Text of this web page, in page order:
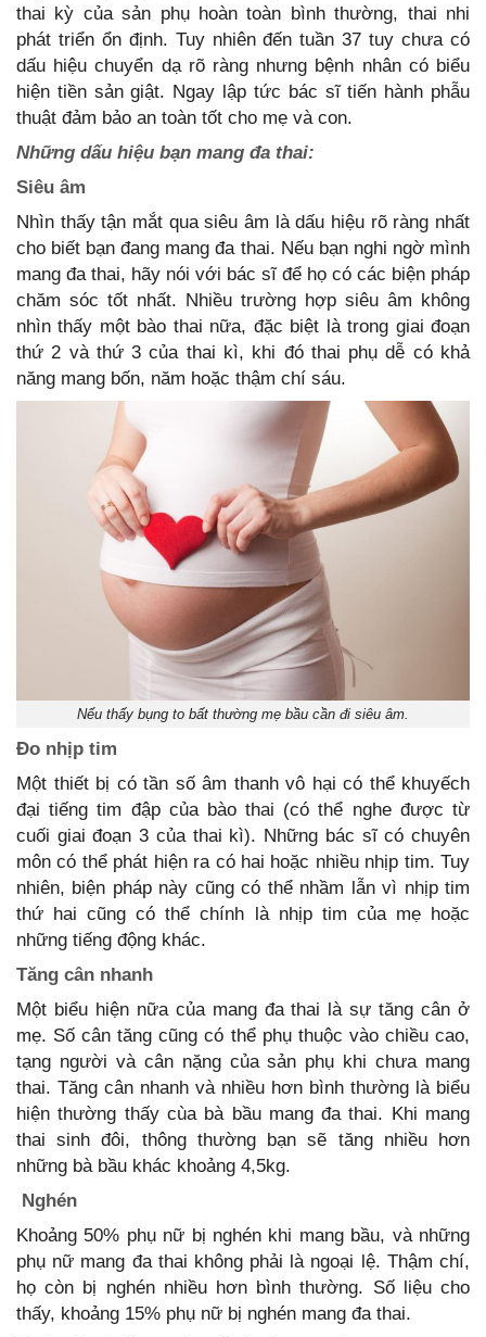
thai kỳ của sản phụ hoàn toàn bình thường, thai nhi
phát triển ổn định. Tuy nhiên đến tuần 37 tuy chưa có
dấu hiệu chuyển dạ rõ ràng nhưng bệnh nhân có biểu
hiện tiền sản giật. Ngay lập tức bác sĩ tiến hành phẫu
thuật đảm bảo an toàn tốt cho mẹ và con.
Những dấu hiệu bạn mang đa thai:
Siêu âm
Nhìn thấy tận mắt qua siêu âm là dấu hiệu rõ ràng nhất
cho biết bạn đang mang đa thai. Nếu bạn nghi ngờ mình
mang đa thai, hãy nói với bác sĩ để họ có các biện pháp
chăm sóc tốt nhất. Nhiều trường hợp siêu âm không
nhìn thấy một bào thai nữa, đặc biệt là trong giai đoạn
thứ 2 và thứ 3 của thai kì, khi đó thai phụ dễ có khả
năng mang bốn, năm hoặc thậm chí sáu.
Nếu thấy bụng to bất thường mẹ bầu cần đi siêu âm.
Đo nhịp tim
Một thiết bị có tần số âm thanh vô hại có thể khuyếch
đại tiếng tim đập của bào thai (có thể nghe được từ
cuối giai đoạn 3 của thai kì). Những bác sĩ có chuyên
môn có thể phát hiện ra có hai hoặc nhiều nhịp tim. Tuy
nhiên, biện pháp này cũng có thể nhầm lẫn vì nhịp tim
thứ hai cũng có thể chính là nhịp tim của mẹ hoặc
những tiếng động khác.
Tăng cân nhanh
Một biểu hiện nữa của mang đa thai là sự tăng cân ở
mẹ. Số cân tăng cũng có thể phụ thuộc vào chiều cao,
tạng người và cân nặng của sản phụ khi chưa mang
thai. Tăng cân nhanh và nhiều hơn bình thường là biểu
hiện thường thấy cùa bà bầu mang đa thai. Khi mang
thai sinh đôi, thông thường bạn sẽ tăng nhiều hơn
những bà bầu khác khoảng 4,5kg.
Nghén
Khoảng 50% phụ nữ bị nghén khi mang bầu, và những
phụ nữ mang đa thai không phải là ngoại lệ. Thậm chí,
họ còn bị nghén nhiều hơn bình thường. Số liệu cho
thấy, khoảng 15% phụ nữ bị nghén mang đa thai.